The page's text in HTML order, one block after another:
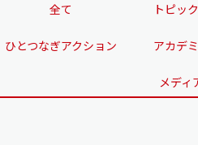
全て トピッ
ひとつなぎアクション アカデ
メディ